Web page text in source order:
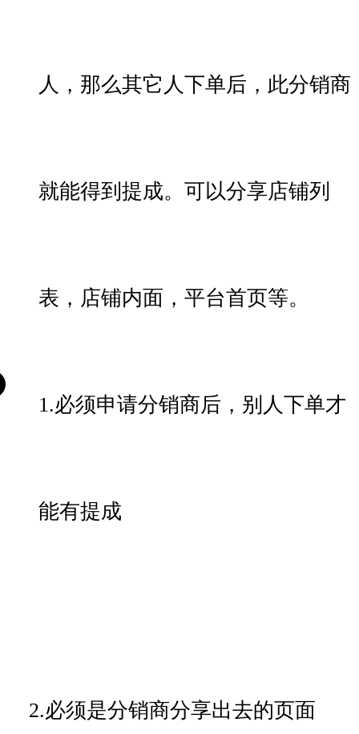
人，那么其它人下单后，此分销商
就能得到提成。可以分享店铺列
表，店铺内面，平台首页等。
1.必须申请分销商后，别人下单才
能有提成
2.必须是分销商分享出去的页面